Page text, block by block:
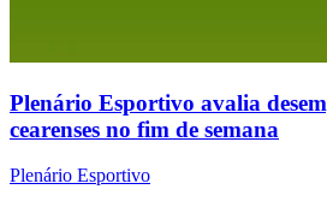
Plenário Esportivo avalia
cearenses no fim de semana
Plenário Esportivo